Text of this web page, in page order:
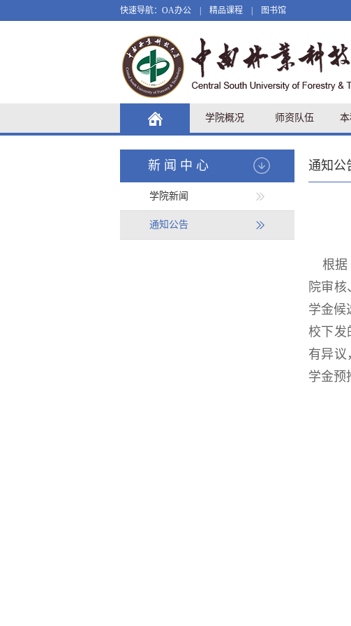
快速导航： OA办公 精品课程 图书馆
学院概况 师资队伍
新闻中心
学院新闻
通知公告
通知公
根据
院审
学金候
校下发
有异议
学金预